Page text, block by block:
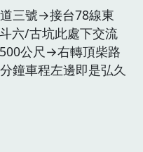
三號→接台78線東
六/古坑此處下交流
公尺→右轉頂柴路
鐘車程左邊即是弘久